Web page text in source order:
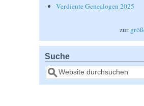
Verdiente Genealogen 2025
zur
Suche
Suche